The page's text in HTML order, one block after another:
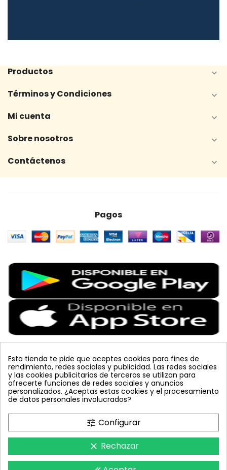
Productos 
Términos y Condiciones 
Mi cuenta 
Sobre nosotros 
Contáctenos 
Pagos
Etiquetas Populares
colmena vacuna arbol planta
placa
bombus terrestris
mosquero feromona
mariquita
amarillo sin carnet
inyecciones tronco
trampa cromática JED
tuta absoluta
lucha integrada polillero
Esta tienda te pide que aceptes cookies para fines de
rendimiento, redes sociales y publicidad. Las redes sociales
y las cookies publicitarias de terceros se utilizan para
ofrecerte funciones de redes sociales y anuncios
personalizados. ¿Aceptas estas cookies y el procesamiento
de datos personales involucrados?
tune Configurar
clear Rechazar